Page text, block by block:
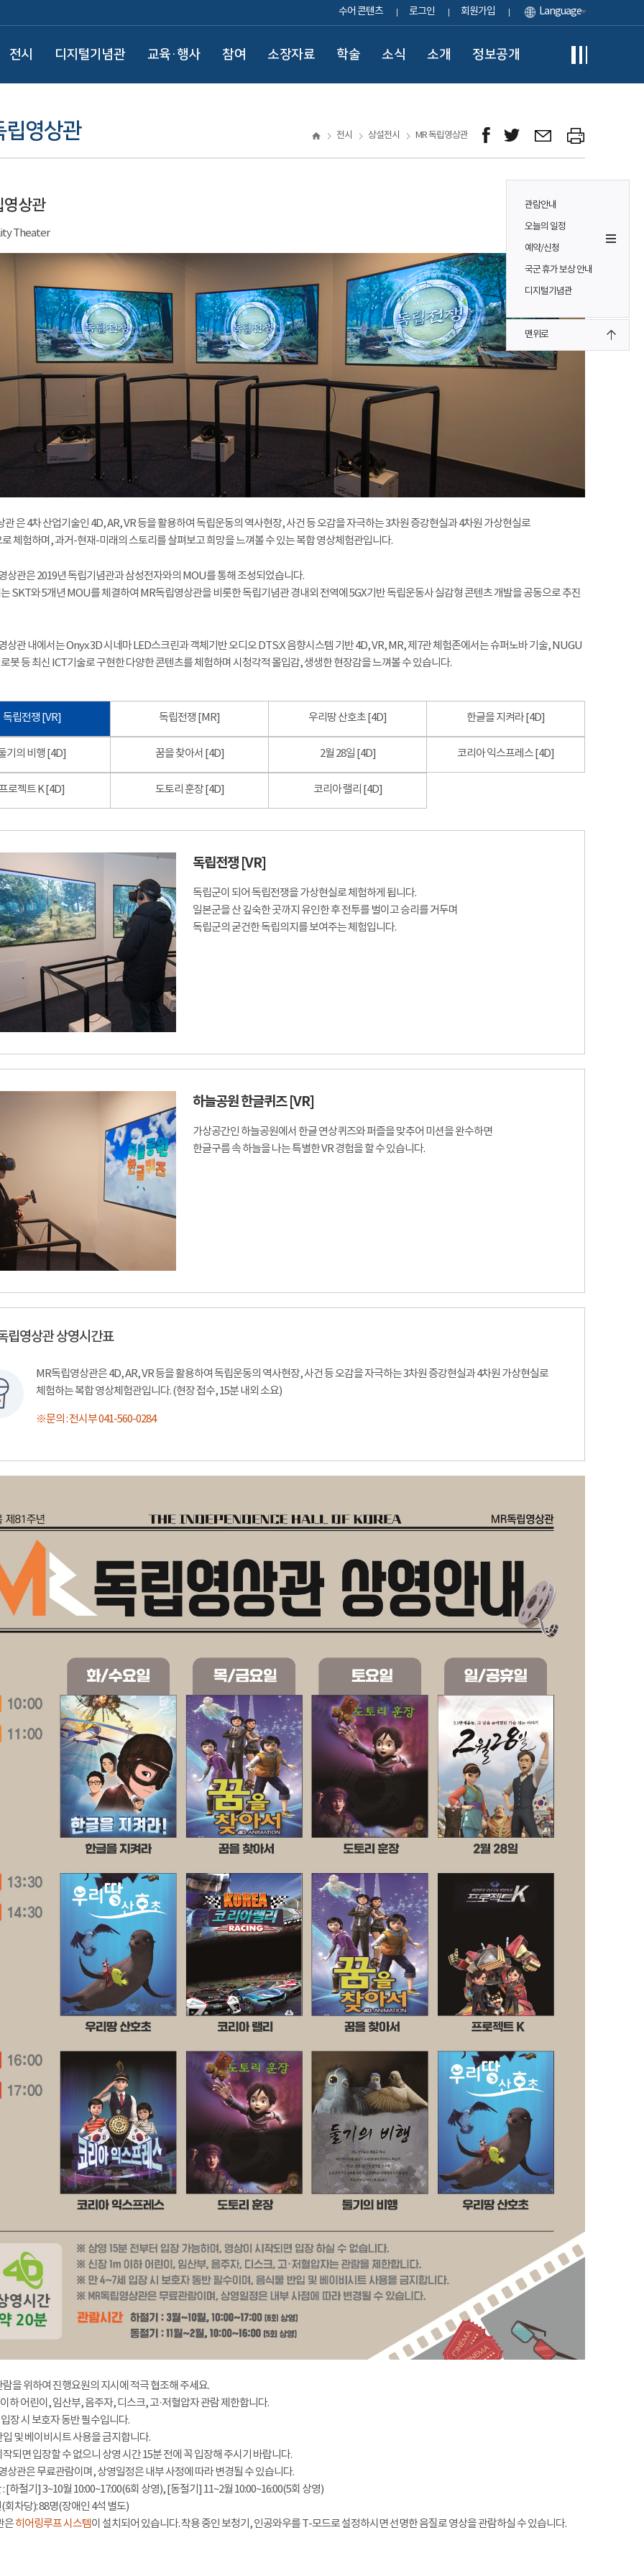
수어 콘텐츠 로그인 회원가입 Language
전시 디지털기념관 교육·행사 참여 소장자료 학술 소식 소개 정보공개
관람안내
오늘의 일정
예약/신청
국군 휴가 보상 안내
디지털기념관
맨위로
립영상관 전시 상설전시 MR 독립영상관
영상관
Theater
은 4차 산업기술인 4D, AR, VR 등을 활용하여 독립운동의 역사현장, 사건 등 오감을 자극하는 3차원 증강현실과 4차원 가상현실로
체험하며, 과거-현재-미래의 스토리를 살펴보고 희망을 느껴볼 수 있는 복합 영상체험관입니다.
관은 2019년 독립기념관과 삼성전자와의 MOU를 통해 조성되었습니다.
SKT와 5개년 MOU를 체결하여 MR독립영상관을 비롯한 독립기념관 경내외 전역에 5GX기반 독립운동사 실감형 콘텐츠 개발을 공동으로 추진
관 내에서는 Onyx 3D 시네마 LED스크린과 객체기반 오디오 DTS:X 음향시스템 기반 4D, VR, MR, 제7관 체험존에서는 슈퍼노바 기술, NUGU
봇 등 최신 ICT기술로 구현한 다양한 콘텐츠를 체험하며 시청각적 몰입감, 생생한 현장감을 느껴볼 수 있습니다.
독립전쟁 [VR] 독립전쟁 [MR] 우리땅 산호초 [4D] 한글을 지켜라 [4D]
기의 비행 [4D] 꿈을 찾아서 [4D] 2월 28일 [4D] 코리아 익스프레스 [4D]
로젝트 K [4D] 도토리 훈장 [4D] 코리아 랠리 [4D]
독립전쟁 [VR]
독립군이 되어 독립전쟁을 가상현실로 체험하게 됩니다.
일본군을 산 깊숙한 곳까지 유인한 후 전투를 벌이고 승리를 거두며
독립군의 굳건한 독립의지를 보여주는 체험입니다.
하늘공원 한글퀴즈 [VR]
가상공간인 하늘공원에서 한글 연상퀴즈와 퍼즐을 맞추어 미션을 완수하면
한글구름 속 하늘을 나는 특별한 VR 경험을 할 수 있습니다.
립영상관 상영시간표
MR독립영상관은 4D, AR, VR 등을 활용하여 독립운동의 역사현장, 사건 등 오감을 자극하는 3차원 증강현실과 4차원 가상현실로
체험하는 복합 영상체험관입니다. (현장 접수, 15분 내외 소요)
※문의 : 전시부 041-560-0284
을 위하여 진행요원의 지시에 적극 협조해 주세요.
하 어린이, 임산부, 음주자, 디스크, 고·저혈압자 관람 제한합니다.
장 시 보호자 동반 필수입니다.
및 베이비시트 사용을 금지합니다.
되면 입장할 수 없으니 상영 시간 15분 전에 꼭 입장해 주시기 바랍니다.
관은 무료관람이며, 상영일정은 내부 사정에 따라 변경될 수 있습니다.
[하절기] 3~10월 10:00~17:00(6회 상영), [동절기] 11~2월 10:00~16:00(5회 상영)
차당): 88명(장애인 4석 별도)
은히어링루프 시스템이 설치되어 있습니다. 착용 중인 보청기, 인공와우를 T-모드로 설정하시면 선명한 음질로 영상을 관람하실 수 있습니다.